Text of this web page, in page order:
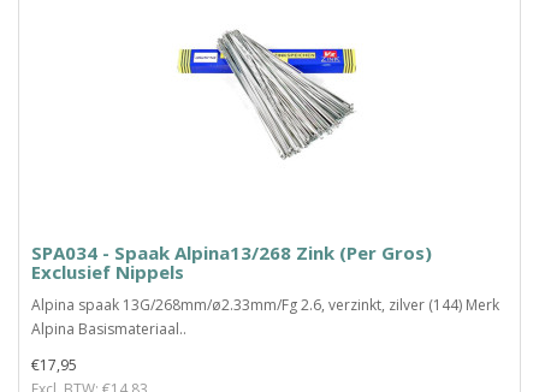
SPA034 - Spaak Alpina13/268 Zink (Per Gros)
Exclusief Nippels
Alpina spaak 13G/268mm/ø2.33mm/Fg 2.6, verzinkt, zilver (144) Merk
Alpina Basismateriaal..
€17,95